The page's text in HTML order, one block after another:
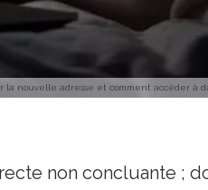
la nouvelle adresse et comment accéder à
non concluante ;